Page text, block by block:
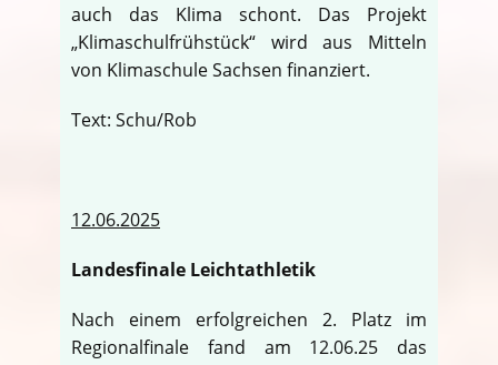
auch das Klima schont. Das Projekt
„Klimaschulfrühstück“ wird aus Mitteln
von Klimaschule Sachsen finanziert.
Text: Schu/Rob
12.06.2025
Landesfinale Leichtathletik
Nach einem erfolgreichen 2. Platz im
Regionalfinale fand am 12.06.25 das